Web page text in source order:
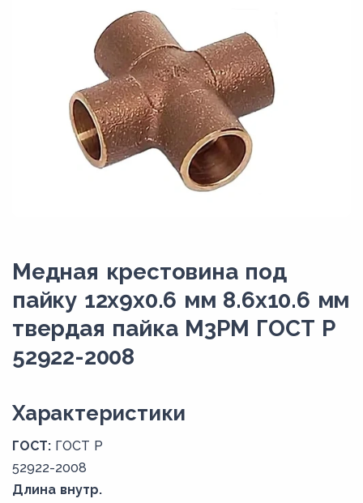
Медная крестовина под
пайку 12х9х0.6 мм 8.6х10.6 мм
твердая пайка М3РМ ГОСТ Р
52922-2008
Xарактеристики
ГОСТ: ГОСТ Р
52922-2008
Длина внутр.